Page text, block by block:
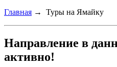
Главная → Туры на Ямайку
Направление в
активно!